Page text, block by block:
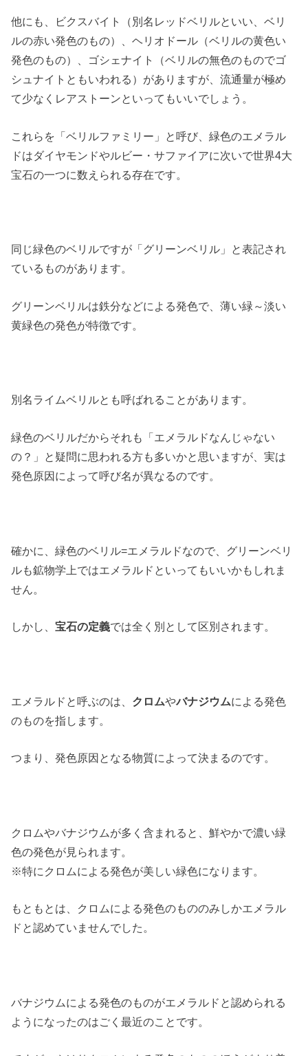
他にも、ビクスバイト（別名レッドベリルといい、ベリ
ルの赤い発色のもの）、ヘリオドール（ベリルの黄色い
発色のもの）、ゴシェナイト（ベリルの無色のものでゴ
シュナイトともいわれる）がありますが、流通量が極め
て少なくレアストーンといってもいいでしょう。
これらを「ベリルファミリー」と呼び、緑色のエメラル
ドはダイヤモンドやルビー・サファイアに次いで世界4大
宝石の一つに数えられる存在です。
同じ緑色のベリルですが「グリーンベリル」と表記され
ているものがあります。
グリーンベリルは鉄分などによる発色で、薄い緑～淡い
黄緑色の発色が特徴です。
別名ライムベリルとも呼ばれることがあります。
緑色のベリルだからそれも「エメラルドなんじゃない
の？」と疑問に思われる方も多いかと思いますが、実は
発色原因によって呼び名が異なるのです。
確かに、緑色のベリル=エメラルドなので、グリーンベリ
ルも鉱物学上ではエメラルドといってもいいかもしれま
せん。
しかし、宝石の定義では全く別として区別されます。
エメラルドと呼ぶのは、 クロムやバナジウムによる発色
のものを指します。
つまり、発色原因となる物質によって決まるのです。
クロムやバナジウムが多く含まれると、鮮やかで濃い緑
色の発色が見られます。
※特にクロムによる発色が美しい緑色になります。
もともとは、クロムによる発色のもののみしかエメラル
ドと認めていませんでした。
バナジウムによる発色のものがエメラルドと認められる
ようになったのはごく最近のことです。